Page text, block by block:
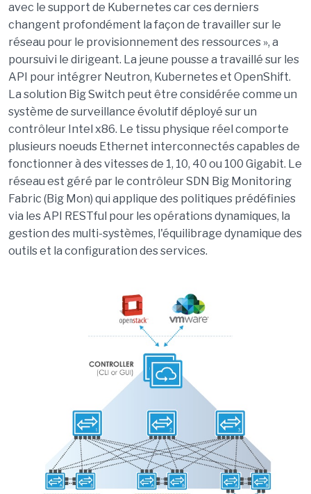
avec le support de Kubernetes car ces derniers
changent profondément la façon de travailler sur le
réseau pour le provisionnement des ressources », a
poursuivi le dirigeant. La jeune pousse a travaillé sur les
API pour intégrer Neutron, Kubernetes et OpenShift.
La solution Big Switch peut être considérée comme un
système de surveillance évolutif déployé sur un
contrôleur Intel x86. Le tissu physique réel comporte
plusieurs noeuds Ethernet interconnectés capables de
fonctionner à des vitesses de 1, 10, 40 ou 100 Gigabit. Le
réseau est géré par le contrôleur SDN Big Monitoring
Fabric (Big Mon) qui applique des politiques prédéfinies
via les API RESTful pour les opérations dynamiques, la
gestion des multi-systèmes, l'équilibrage dynamique des
outils et la configuration des services.